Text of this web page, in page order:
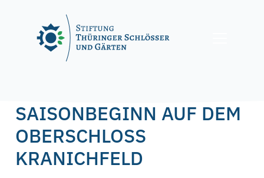
SAISONBEGINN AUF DEM
OBERSCHLOSS
KRANICHFELD